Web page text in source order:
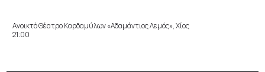
Ανοικτό Θέατρο Καρδαμύλων «Αδαμάντιος Λεμός», Χίος
21:00